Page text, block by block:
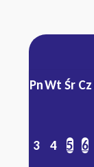
PnWt Śr Cz
3
4 5 6